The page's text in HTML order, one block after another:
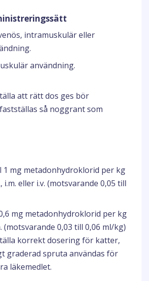
intramuskulär eller
användning.
att rätt dos ges bör
så noggrant som
1 mg metadonhydroklorid per kg
i.m. eller i.v. (motsvarande 0,05 till
mg metadonhydroklorid per kg
(motsvarande 0,03 till 0,06 ml/kg)
korrekt dosering för katter,
graderad spruta användas för
läkemedlet.